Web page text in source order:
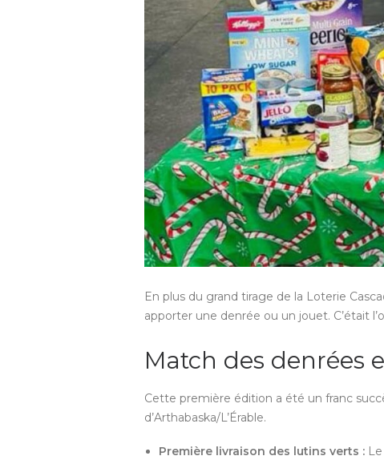
En plus du grand tirage de la Loterie
apporter une denrée ou un jouet. C’était
Match des denrées
Cette première édition a été un franc
d’Arthabaska/L’Érable.
Première livraison des lutins verts :